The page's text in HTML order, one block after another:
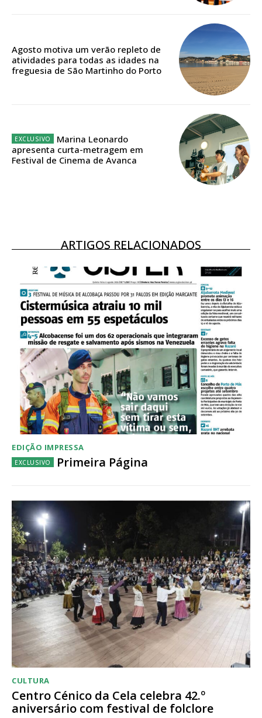
Acesso aos conteúdos Exclusivos para
assinantes
Ofertas para assinatura anual
12 meses
Acesso ao conteúdo online
Acesso aos conteúdos Exclusivos para
assinantes
Ofertas para assinatura anual
Agosto motiva um verão repleto de
atividades para todas as idades na
freguesia de São Martinho do Porto
Marina Leonardo
apresenta curta-metragem em
Festival de Cinema de Avanca
ARTIGOS RELACIONADOS
EDIÇÃO IMPRESSA
Primeira Página
CULTURA
Centro Cénico da Cela celebra 42.º
aniversário com festival de folclore